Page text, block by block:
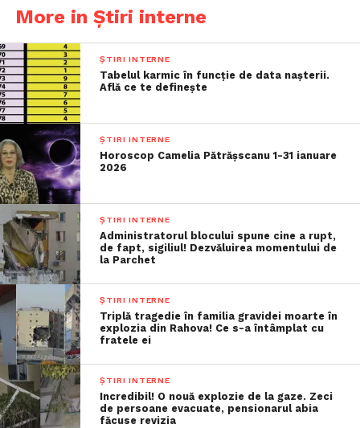
More in Știri interne
ȘTIRI INTERNE
Tabelul karmic în funcție de data nașterii.
Află ce te definește
ȘTIRI INTERNE
Horoscop Camelia Pătrășscanu 1-31 ianuare
2026
ȘTIRI INTERNE
Administratorul blocului spune cine a rupt,
de fapt, sigiliul! Dezvăluirea momentului de
la Parchet
ȘTIRI INTERNE
Triplă tragedie în familia gravidei moarte în
explozia din Rahova! Ce s-a întâmplat cu
fratele ei
ȘTIRI INTERNE
Incredibil! O nouă explozie de la gaze. Zeci
de persoane evacuate, pensionarul abia
făcuse revizia